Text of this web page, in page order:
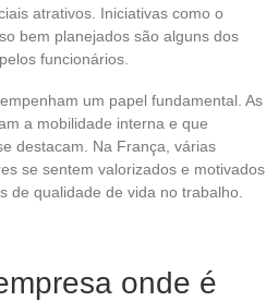
atrativos. Iniciativas como o
bem planejados são alguns dos
funcionários.
um papel fundamental. As
a mobilidade interna e que
destacam. Na França, várias
se sentem valorizados e motivados,
de qualidade de vida no trabalho.
onde é